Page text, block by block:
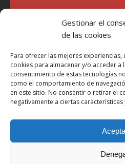
Gestionar el
de las cookies
Para ofrecer las mejores
cookies para almacenar y/o acceder
consentimiento de estas tecnologías
como el comportamiento de
en este sitio. No consentir o retirar el
negativamente a ciertas características
"Soy Manel Hospido, nací en
año 2007 he escrito sobre motos
Millatrece.com es una apuesta
participa"
Aviso Legal
Política de Privacidad
Más Información sobre Cookies